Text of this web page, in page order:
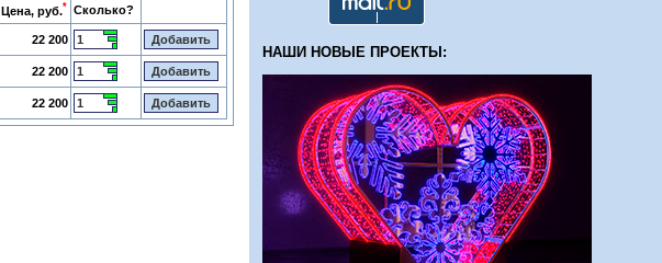
Цена, руб.*
Сколько?
22 200
22 200
22 200
НАШИ НОВЫЕ ПРОЕКТЫ: